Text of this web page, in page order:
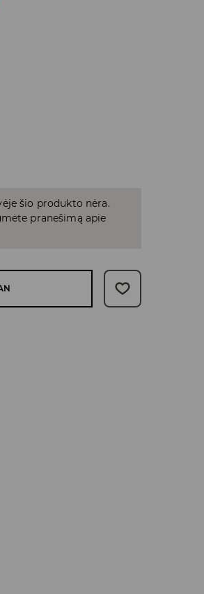
šio produkto nėra.
pranešimą apie